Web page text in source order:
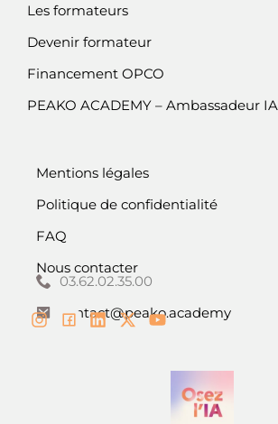
Les formateurs
Devenir formateur
Financement OPCO
PEAKO ACADEMY – Ambassadeur IA
Mentions légales
Politique de confidentialité
FAQ
Nous contacter
03.62.02.35.00
contact@peako.academy